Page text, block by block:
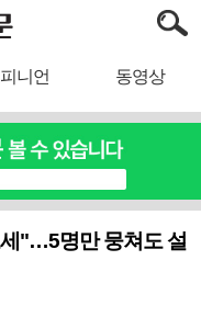
니언 동영상
"…5명만 뭉쳐도 설